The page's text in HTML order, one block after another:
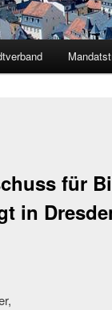
für
in